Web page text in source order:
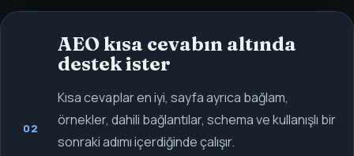
02
AEO kısa cevabın altında
destek ister
Kısa cevaplar en iyi, sayfa ayrıca bağlam,
örnekler, dahili bağlantılar, schema ve kullanışlı bir
sonraki adımı içerdiğinde çalışır.